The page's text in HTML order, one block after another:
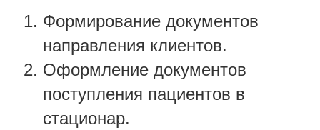
Формирование документов
направления клиентов.
Оформление документов
поступления пациентов в
стационар.